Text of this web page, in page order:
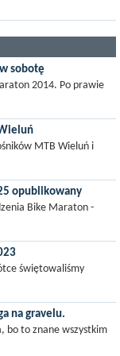
sobotę
2014. Po prawie
do ostatniego
MTB Wieluń i
została II edycja
opublikowany
Bike Maraton -
prezent
świętowaliśmy
nami inauguracja
na gravelu.
bo to znane wszystkim
miejsce, fajny